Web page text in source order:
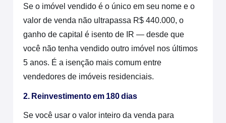
Se o imóvel vendido é o único em seu nome e o
valor de venda não ultrapassa R$ 440.000, o
ganho de capital é isento de IR — desde que
você não tenha vendido outro imóvel nos últimos
5 anos. É a isenção mais comum entre
vendedores de imóveis residenciais.
2. Reinvestimento em 180 dias
Se você usar o valor inteiro da venda para